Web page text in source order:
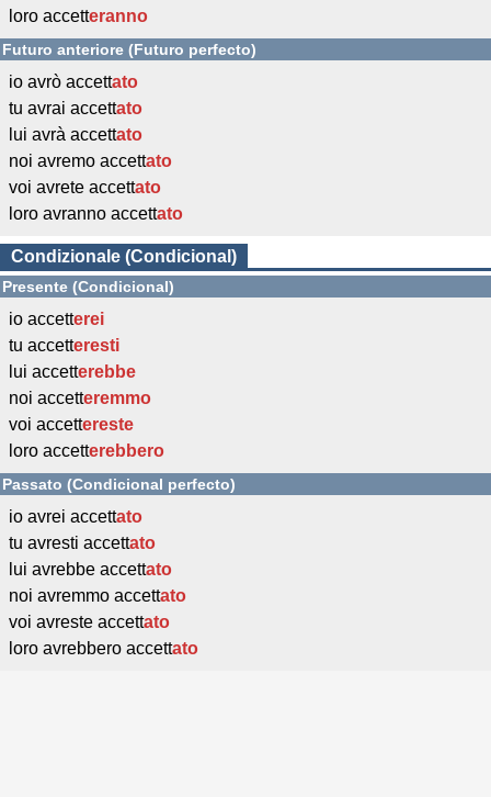
loro accetteranno
Futuro anteriore (Futuro perfecto)
io avrò accettato
tu avrai accettato
lui avrà accettato
noi avremo accettato
voi avrete accettato
loro avranno accettato
Condizionale (Condicional)
Presente (Condicional)
io accetterei
tu accetteresti
lui accetterebbe
noi accetteremmo
voi accettereste
loro accetterebbero
Passato (Condicional perfecto)
io avrei accettato
tu avresti accettato
lui avrebbe accettato
noi avremmo accettato
voi avreste accettato
loro avrebbero accettato